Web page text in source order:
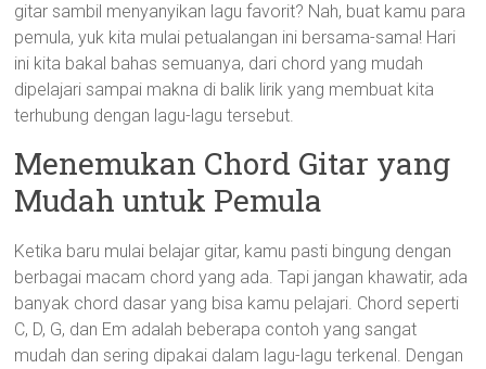
gitar sambil menyanyikan lagu favorit? Nah, buat kamu para
pemula, yuk kita mulai petualangan ini bersama-sama! Hari
ini kita bakal bahas semuanya, dari chord yang mudah
dipelajari sampai makna di balik lirik yang membuat kita
terhubung dengan lagu-lagu tersebut.
Menemukan Chord Gitar yang
Mudah untuk Pemula
Ketika baru mulai belajar gitar, kamu pasti bingung dengan
berbagai macam chord yang ada. Tapi jangan khawatir, ada
banyak chord dasar yang bisa kamu pelajari. Chord seperti
C, D, G, dan Em adalah beberapa contoh yang sangat
mudah dan sering dipakai dalam lagu-lagu terkenal. Dengan